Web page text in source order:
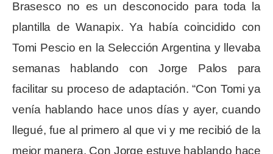
Brasesco no es un desconocido para toda la
plantilla de Wanapix. Ya había coincidido con
Tomi Pescio en la Selección Argentina y llevaba
semanas hablando con Jorge Palos para
facilitar su proceso de adaptación. “Con Tomi ya
venía hablando hace unos días y ayer, cuando
llegué, fue al primero al que vi y me recibió de la
mejor manera. Con Jorge estuve hablando hace